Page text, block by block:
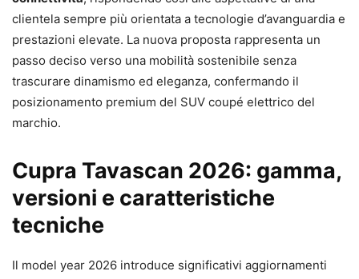
clientela sempre più orientata a tecnologie d’avanguardia e
prestazioni elevate. La nuova proposta rappresenta un
passo deciso verso una mobilità sostenibile senza
trascurare dinamismo ed eleganza, confermando il
posizionamento premium del SUV coupé elettrico del
marchio.
Cupra Tavascan 2026: gamma,
versioni e caratteristiche
tecniche
Il model year 2026 introduce significativi aggiornamenti